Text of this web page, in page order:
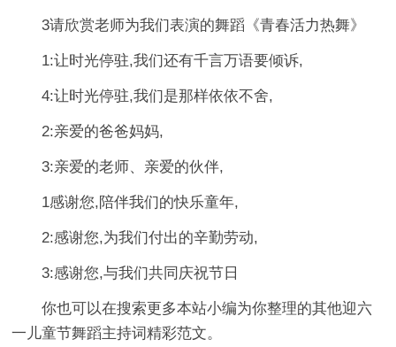
3请欣赏老师为我们表演的舞蹈《青春活力热舞》
1:让时光停驻,我们还有千言万语要倾诉,
4:让时光停驻,我们是那样依依不舍,
2:亲爱的爸爸妈妈,
3:亲爱的老师、亲爱的伙伴,
1感谢您,陪伴我们的快乐童年,
2:感谢您,为我们付出的辛勤劳动,
3:感谢您,与我们共同庆祝节日
你也可以在搜索更多本站小编为你整理的其他迎六
一儿童节舞蹈主持词精彩范文。